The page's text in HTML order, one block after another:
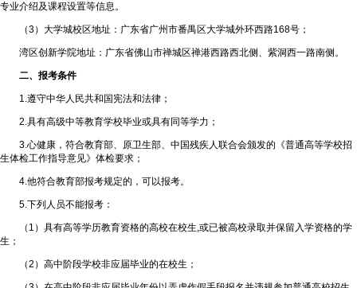
专业介绍及课程设置等信息。
（3）大学城校区地址：广东省广州市番禺区大学城外环西路168号；
湾区创新学院地址：广东省佛山市禅城区禅港西路西北侧、紫洞西一路南侧。
二、报考条件
1.遵守中华人民共和国宪法和法律；
2.具有高级中等教育学校毕业或具有同等学力；
3.心健康，符合教育部、原卫生部、中国残疾人联合会颁发的《普通高等学校招
生体检工作指导意见》体检要求；
4.他符合教育部报考规定的，可以报考。
5.下列人员不能报考：
（1）具有高等学历教育资格的高校在校生,或已被高校录取并保留入学资格的学
生；
（2）高中阶段学校非应届毕业的在校生；